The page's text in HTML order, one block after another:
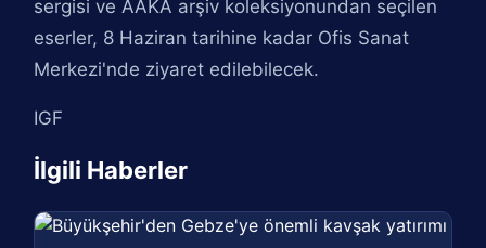
sergisi ve AAKA arşiv koleksiyonundan seçilen
eserler, 8 Haziran tarihine kadar Ofis Sanat
Merkezi'nde ziyaret edilebilecek.
IGF
İlgili Haberler